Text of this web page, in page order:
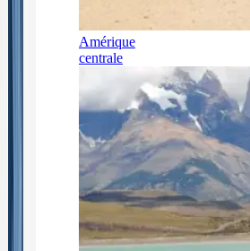
Amérique
centrale